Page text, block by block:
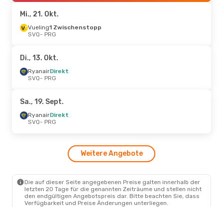
PRG- SVQ
Fr., 21. Aug.- So., 23. Aug.
Vueling1 Zwischenstopp
PRG- SVQ
Mi., 21. Okt.
Vueling1 Zwischenstopp
SVQ- PRG
Di., 13. Okt.
RyanairDirekt
SVQ- PRG
Sa., 19. Sept.
RyanairDirekt
SVQ- PRG
Weitere Angebote
Die auf dieser Seite angegebenen Preise galten innerhalb der
letzten 20 Tage für die genannten Zeiträume und stellen nicht
den endgültigen Angebotspreis dar. Bitte beachten Sie, dass
Verfügbarkeit und Preise Änderungen unterliegen.